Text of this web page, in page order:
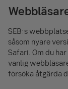
SEB:s
såsom nyare
Safari. Om du
vanlig
försöka åtgärda